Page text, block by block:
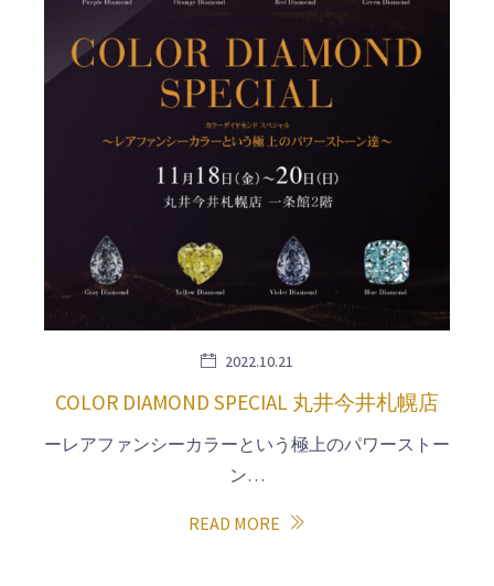
2022.10.21
COLOR DIAMOND SPECIAL 丸井今井札幌店
ーレアファンシーカラーという極上のパワーストー
ン…
READ MORE